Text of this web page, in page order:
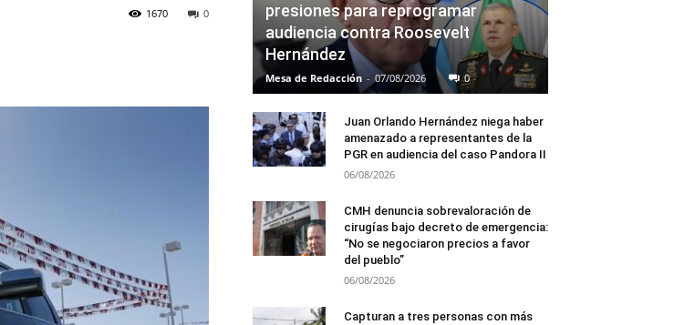
0
1670
presiones para reprogramar
audiencia contra Roosevelt
Hernández
Mesa de Redacción - 07/08/2026 0
Juan Orlando Hernández niega haber
amenazado a representantes de la
PGR en audiencia del caso Pandora II
06/08/2026
CMH denuncia sobrevaloración de
cirugías bajo decreto de emergencia:
“No se negociaron precios a favor
del pueblo”
06/08/2026
Capturan a tres personas con más